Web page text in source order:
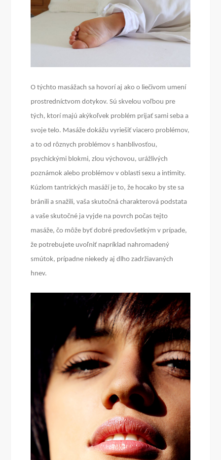
O týchto masážach sa hovorí aj ako o liečivom umení
prostredníctvom dotykov. Sú skvelou voľbou pre
tých, ktorí majú akýkoľvek problém prijať sami seba a
svoje telo. Masáže dokážu vyriešiť viacero problémov,
a to od rôznych problémov s hanblivosťou,
psychickými blokmi, zlou výchovou, urážlivých
poznámok alebo problémov v oblasti sexu a intimity.
Kúzlom tantrických masáží je to, že hocako by ste sa
bránili a snažili, vaša skutočná charakterová podstata
a vaše skutočné ja vyjde na povrch počas tejto
masáže, čo môže byť dobré predovšetkým v prípade,
že potrebujete uvoľniť napríklad nahromadený
smútok, prípadne niekedy aj dlho zadržiavaných
hnev.